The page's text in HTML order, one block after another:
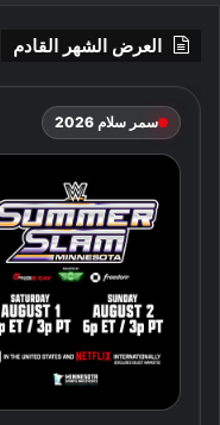
العرض الشهر القادم
سمر سلام 2026